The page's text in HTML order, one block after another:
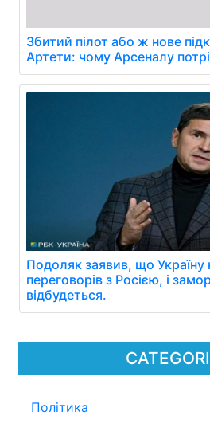
Політика
Збитий пілот або ж нове
Артети: чому Арсеналу
Подоляк заявив, що
переговорів з Росією, і
відбудеться.